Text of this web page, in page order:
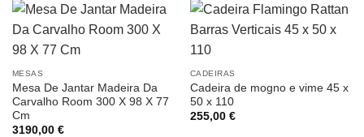
MESAS
Mesa De Jantar Madeira Da
Carvalho Room 300 X 98 X 77
Cm
3190,00 €
CADEIRAS
Cadeira de mogno e vime 45 x
50 x 110
255,00 €